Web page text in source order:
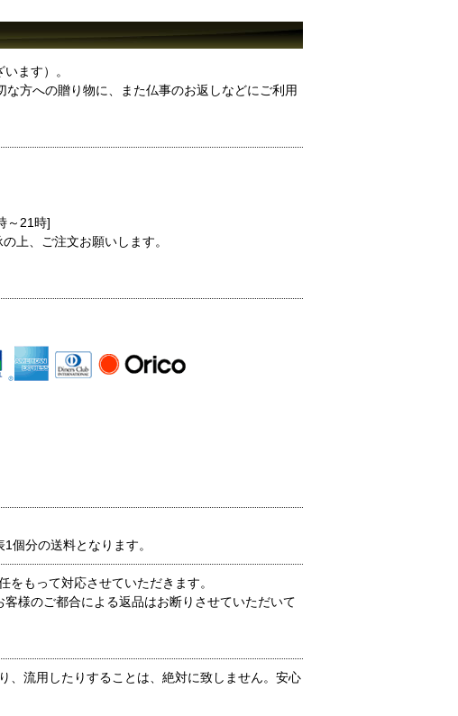
ます）。
方への贈り物に、また仏事のお返しなどにご利用
～21時]
上、ご注文お願いします。
個分の送料となります。
もって対応させていただきます。
様のご都合による返品はお断りさせていただいて
、流用したりすることは、絶対に致しません。安心